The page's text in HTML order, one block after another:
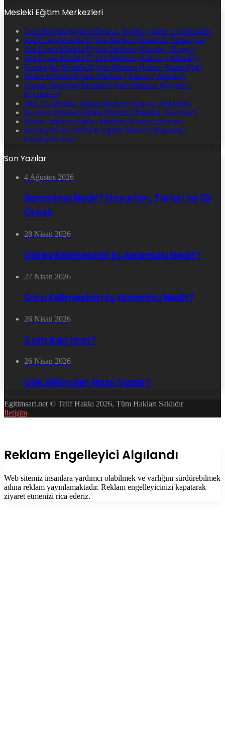
Mesleki Eğitim Merkezleri
Gazi Mesleki Eğitim Merkezi: Telefon, Adres ve Bölümleri
Ahi Evren Mesleki Eğitim Merkezi (İstanbul / Sultangazi)
Ahi Evran Mesleki Eğitim Merkezi (Karatay / Konya)
Ahi Evran Mesleki Eğitim Merkezi (Ankara / Altındağ)
Karabağlar Mesleki Eğitim Merkezi (İzmir / Karabağlar)
Siteler Mesleki Eğitim Merkezi (Ankara / Altındağ)
Osman Düşüngel Mesleki Eğitim Merkezi (Kayseri /
Kocasinan)
100. Yıl Mesleki Eğitim Merkezi (Konya / Selçuklu)
Esenyurt Mesleki Eğitim Merkezi (İstanbul / Esenyurt)
Meram Mesleki Eğitim Merkezi (Konya / Meram)
Küçükçekmece Mesleki Eğitim Merkezi (İstanbul /
Küçükçekmece)
Son Yazılar
4 Ağustos 2026
Benzetme Nedir? Unsurları, Türleri ve 30
Örnek
28 Nisan 2026
Görev Kelimesinin Eş Anlamlısı Nedir?
27 Nisan 2026
Soru Kelimesinin Eş Anlamlısı Nedir?
26 Nisan 2026
2 cm Kaç mm?
26 Nisan 2026
Gök Bilimciler Nasıl Yazılır?
Egitimsart.net © Telif Hakkı 2026, Tüm Hakları Saklıdır
İletişim
Kapalı
Reklam Engelleyici Algılandı
Web sitemiz insanlara yardımcı olabilmek ve varlığını sürdürebilmek
adına reklam yayınlamaktadır. Reklam engelleyicinizi kapatarak
ziyaret etmenizi rica ederiz.